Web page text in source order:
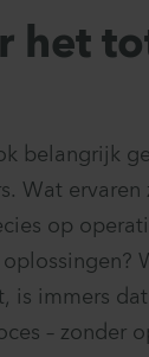
het
belangrijk
Wat
op
is immers
– zonder